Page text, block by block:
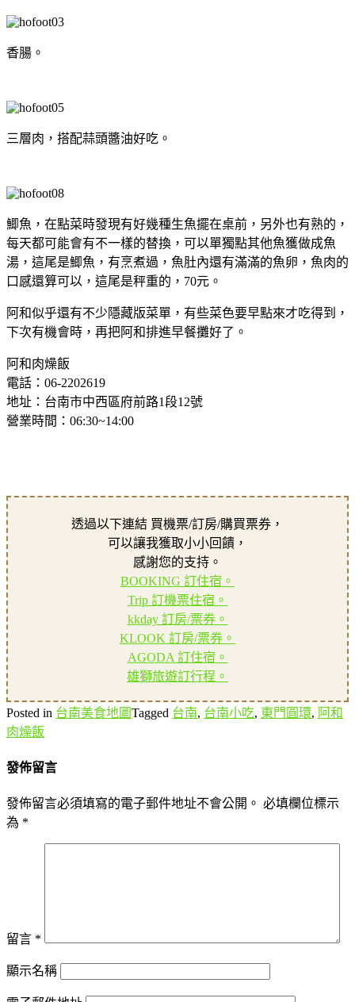
香腸。
三層肉，搭配蒜頭醬油好吃。
鯽魚，在點菜時發現有好幾種生魚擺在桌前，另外也有熟的，
每天都可能會有不一樣的替換，可以單獨點其他魚獲做成魚
湯，這尾是鯽魚，有烹煮過，魚肚內還有滿滿的魚卵，魚肉的
口感還算可以，這尾是秤重的，70元。
阿和似乎還有不少隱藏版菜單，有些菜色要早點來才吃得到，
下次有機會時，再把阿和排進早餐攤好了。
阿和肉燥飯
電話：06-2202619
地址：台南市中西區府前路1段12號
營業時間：06:30~14:00
透過以下連結 買機票/訂房/購買票券，
可以讓我獲取小小回饋，
感謝您的支持。
BOOKING 訂住宿。
Trip 訂機票住宿。
kkday 訂房/票券。
KLOOK 訂房/票券。
AGODA 訂住宿。
雄獅旅遊訂行程。
Posted in 台南美食地圖Tagged 台南, 台南小吃, 東門圓環, 阿和
肉燥飯
發佈留言
發佈留言必須填寫的電子郵件地址不會公開。 必填欄位標示
為 *
留言 *
顯示名稱